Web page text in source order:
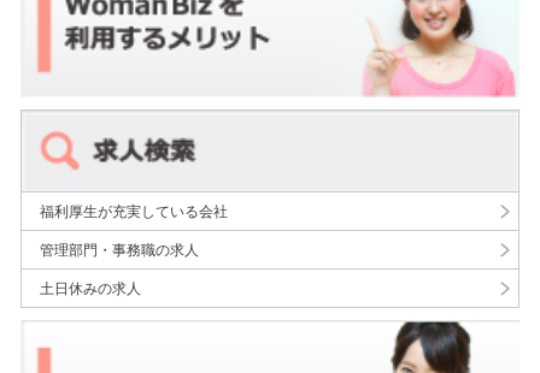
福利厚生が充実している会社
管理部門・事務職の求人
土日休みの求人